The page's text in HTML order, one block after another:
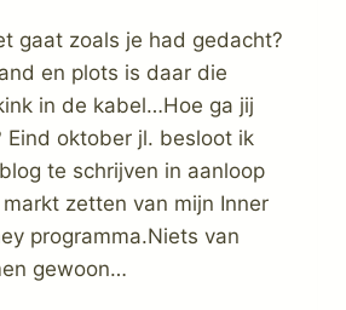
gaat zoals je had gedacht?
en plots is daar die
in de kabel…Hoe ga jij
Eind oktober jl. besloot ik
te schrijven in aanloop
zetten van mijn Inner
programma.Niets van
gewoon…